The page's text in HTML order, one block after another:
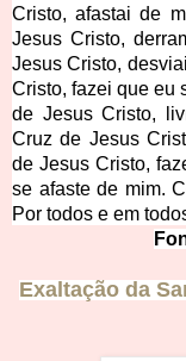
Cristo, afastai de
Jesus Cristo,
Jesus Cristo,
Cristo, fazei que eu
de Jesus Cristo,
Cruz de Jesus
de Jesus Cristo,
se afaste de mim.
Por todos e em
Exaltação da